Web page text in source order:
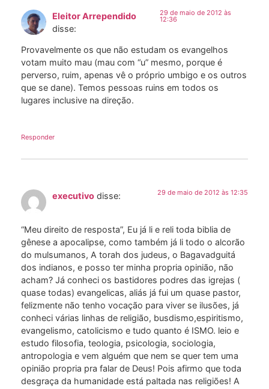
Eleitor Arrependido
disse:
29 de maio de 2012 às
12:36
Provavelmente os que não estudam os evangelhos
votam muito mau (mau com “u” mesmo, porque é
perverso, ruim, apenas vê o próprio umbigo e os outros
que se dane). Temos pessoas ruins em todos os
lugares inclusive na direção.
Responder
executivo disse: 29 de maio de 2012 às 12:35
“Meu direito de resposta”, Eu já li e reli toda biblia de
gênese a apocalipse, como também já li todo o alcorão
do mulsumanos, A torah dos judeus, o Bagavadguitá
dos indianos, e posso ter minha propria opinião, não
acham? Já conheci os bastidores podres das igrejas (
quase todas) evangelicas, aliás já fui um quase pastor,
felizmente não tenho vocação para viver se ilusões, já
conheci várias linhas de religião, busdismo,espiritismo,
evangelismo, catolicismo e tudo quanto é ISMO. leio e
estudo filosofia, teologia, psicologia, sociologia,
antropologia e vem alguém que nem se quer tem uma
opinião propria pra falar de Deus! Pois afirmo que toda
desgraça da humanidade está paltada nas religiões! A